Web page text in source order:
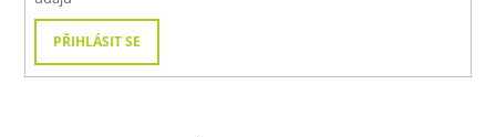
PŘIHLÁSIT SE